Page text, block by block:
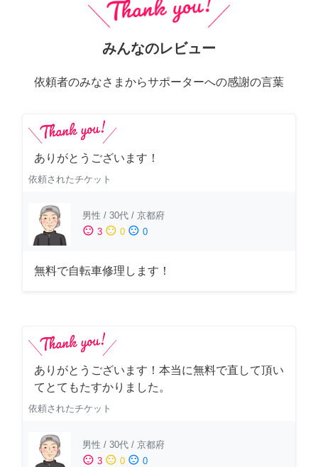
みんなのレビュー
依頼者のみなさまからサポーターへの感謝の言葉
ありがとうございます！
依頼されたチケット
男性 / 30代 / 京都府
sentiment_satisfied 3 sentiment_neutral 0 sentiment_dissatisfied 0
無料で自転車修理します！
ありがとうございます！本当に無料で直して頂い
てとてもたすかりました。
依頼されたチケット
男性 / 30代 / 京都府
sentiment_satisfied 3 sentiment_neutral 0 sentiment_dissatisfied 0